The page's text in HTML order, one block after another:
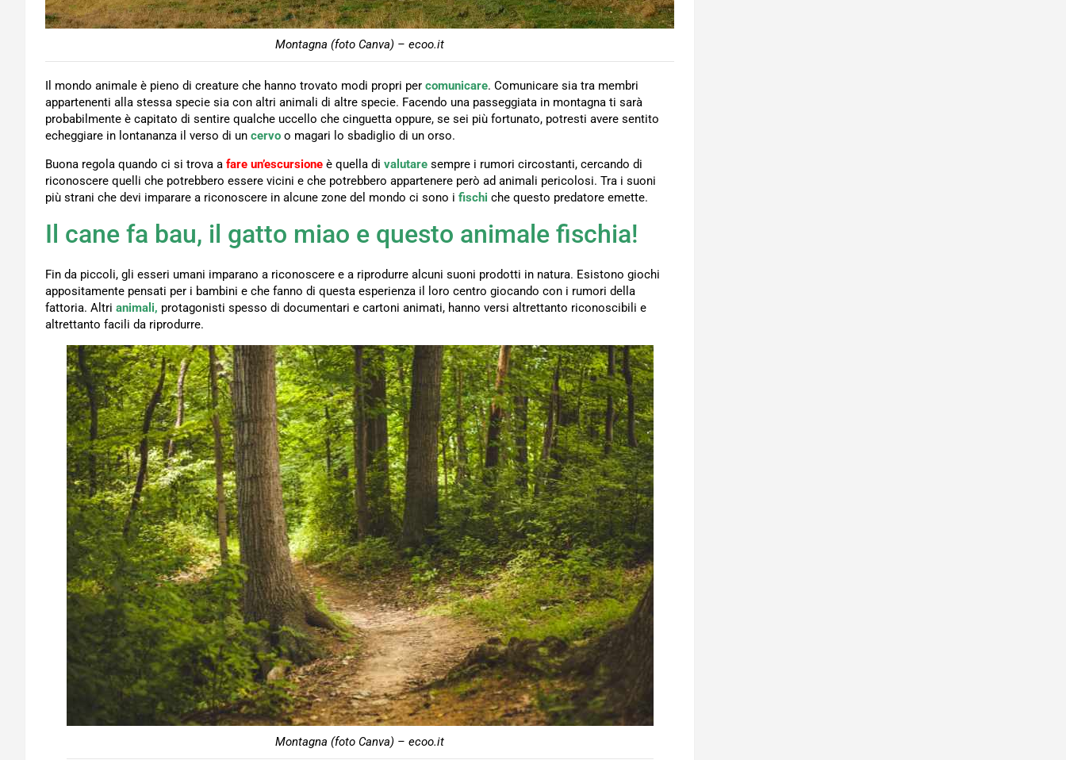
Montagna (foto Canva) – ecoo.it
Il mondo animale è pieno di creature che hanno trovato modi propri per comunicare. Comunicare sia tra membri
appartenenti alla stessa specie sia con altri animali di altre specie. Facendo una passeggiata in montagna ti sarà
probabilmente è capitato di sentire qualche uccello che cinguetta oppure, se sei più fortunato, potresti avere sentito
echeggiare in lontananza il verso di un cervo o magari lo sbadiglio di un orso.
Buona regola quando ci si trova a fare un’escursione è quella di valutare sempre i rumori circostanti, cercando di
riconoscere quelli che potrebbero essere vicini e che potrebbero appartenere però ad animali pericolosi. Tra i suoni
più strani che devi imparare a riconoscere in alcune zone del mondo ci sono i fischi che questo predatore emette.
Il cane fa bau, il gatto miao e questo animale fischia!
Fin da piccoli, gli esseri umani imparano a riconoscere e a riprodurre alcuni suoni prodotti in natura. Esistono giochi
appositamente pensati per i bambini e che fanno di questa esperienza il loro centro giocando con i rumori della
fattoria. Altri animali, protagonisti spesso di documentari e cartoni animati, hanno versi altrettanto riconoscibili e
altrettanto facili da riprodurre.
Montagna (foto Canva) – ecoo.it